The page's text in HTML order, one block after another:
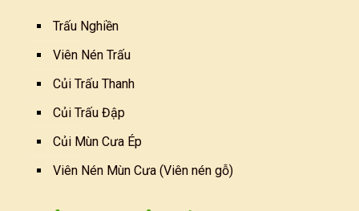
Trấu Nghiền
Viên Nén Trấu
Củi Trấu Thanh
Củi Trấu Đập
Củi Mùn Cưa Ép
Viên Nén Mùn Cưa (Viên nén gỗ)